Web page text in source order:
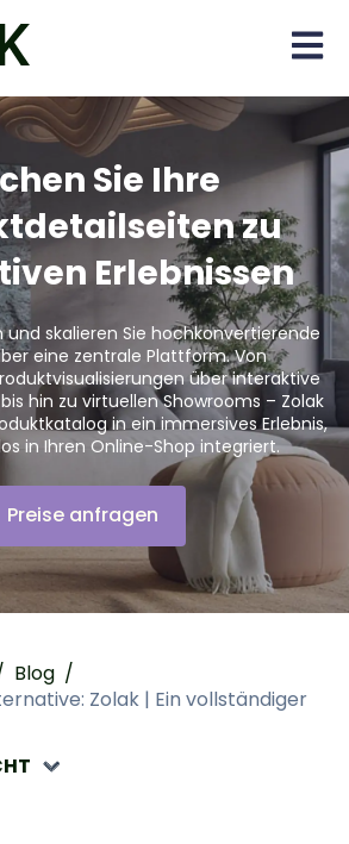
Open
Sie Ihre
zu
Erlebnissen
und skalieren Sie hochkonvertierende
eine zentrale Plattform. Von
über interaktive
hin zu virtuellen Showrooms – Zolak
in ein immersives Erlebnis,
in Ihren Online-Shop integriert.
Preise anfragen
Blog /
Zolak | Ein vollständiger